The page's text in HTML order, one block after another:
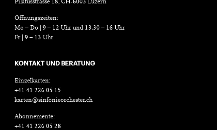
Pilatusstrasse 18, CH-6003 Luzern
Öffnungszeiten:
Mo – Do | 9 – 12 Uhr und 13.30 – 16 Uhr
Fr | 9 – 13 Uhr
KONTAKT UND BERATUNG
Einzelkarten:
+41 41 226 05 15
karten@sinfonieorchester.ch
Abonnemente:
+41 41 226 05 28